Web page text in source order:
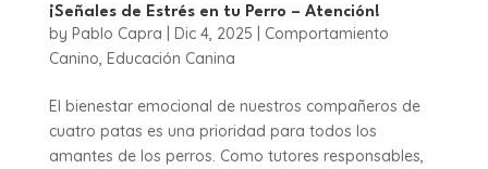
¡Señales de Estrés en tu Perro – Atención!
by Pablo Capra Dic 4, 2025
Comportamiento
Canino, Educación Canina
El bienestar emocional de nuestros compañeros de
cuatro patas es una prioridad para todos los
amantes de los perros. Como tutores responsables,